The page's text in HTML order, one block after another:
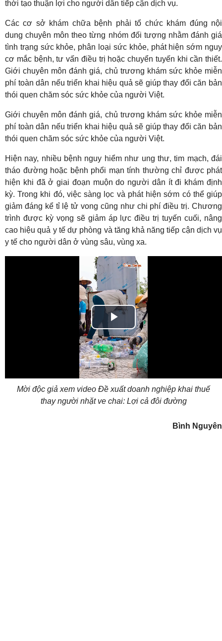
thời tạo thuận lợi cho người dân tiếp cận dịch vụ.
Các cơ sở khám chữa bệnh phải tổ chức khám đúng nội
dung chuyên môn theo từng nhóm đối tượng nhằm đánh giá
tình trạng sức khỏe, phân loại sức khỏe, phát hiện sớm nguy
cơ mắc bệnh, tư vấn điều trị hoặc chuyển tuyến khi cần thiết.
Giới chuyên môn đánh giá, chủ trương khám sức khỏe miễn
phí toàn dân nếu triển khai hiệu quả sẽ giúp thay đổi căn bản
thói quen chăm sóc sức khỏe của người Việt.
Giới chuyên môn đánh giá, chủ trương khám sức khỏe miễn
phí toàn dân nếu triển khai hiệu quả sẽ giúp thay đổi căn bản
thói quen chăm sóc sức khỏe của người Việt.
Hiện nay, nhiều bệnh nguy hiểm như ung thư, tim mạch, đái
tháo đường hoặc bệnh phổi mạn tính thường chỉ được phát
hiện khi đã ở giai đoạn muộn do người dân ít đi khám định
kỳ. Trong khi đó, việc sàng lọc và phát hiện sớm có thể giúp
giảm đáng kể tỉ lệ tử vong cũng như chi phí điều trị. Chương
trình được kỳ vọng sẽ giảm áp lực điều trị tuyến cuối, nâng
cao hiệu quả y tế dự phòng và tăng khả năng tiếp cận dịch vụ
y tế cho người dân ở vùng sâu, vùng xa.
Play
Video
Mời độc giả xem video Đề xuất doanh nghiệp khai thuế
thay người nhặt ve chai: Lợi cả đôi đường
Bình Nguyên